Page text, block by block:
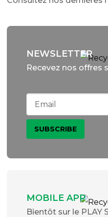
NEWSLETTER
Recevez nos offres
MOBILE APP
Bientôt sur le PLAY